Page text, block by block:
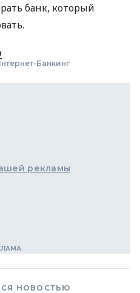
банк, который
Банкинг
рекламы
НОВОСТЬЮ